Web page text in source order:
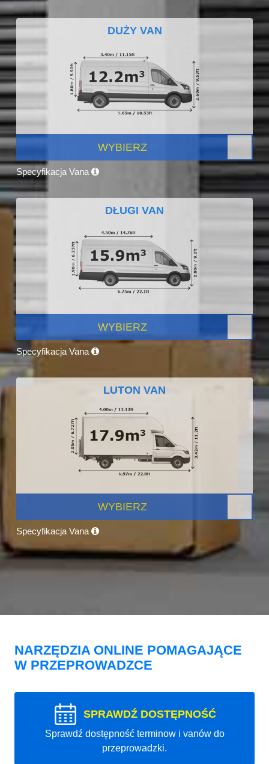
DUŻY VAN
WYBIERZ
Specyfikacja Vana
DŁUGI VAN
WYBIERZ
Specyfikacja Vana
LUTON VAN
WYBIERZ
Specyfikacja Vana
NARZĘDZIA ONLINE POMAGAJĄCE
W PRZEPROWADZCE
SPRAWDŹ DOSTĘPNOŚĆ
Sprawdź dostępność terminow i vanów do
przeprowadzki.